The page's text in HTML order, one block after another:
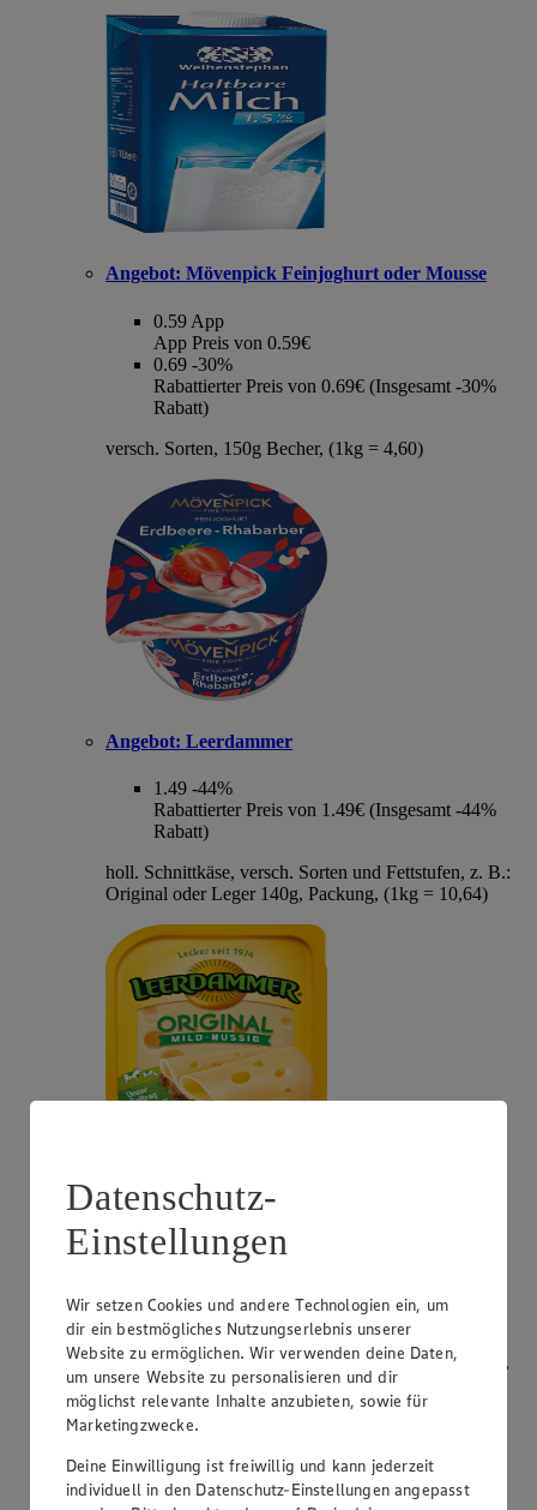
Angebot: Mövenpick Feinjoghurt oder Mousse
0.59 App
App Preis von 0.59€
0.69 -30%
Rabattierter Preis von 0.69€ (Insgesamt -30%
Rabatt)
versch. Sorten, 150g Becher, (1kg = 4,60)
Angebot: Leerdammer
1.49 -44%
Rabattierter Preis von 1.49€ (Insgesamt -44%
Rabatt)
holl. Schnittkäse, versch. Sorten und Fettstufen, z. B.:
Original oder Leger 140g, Packung, (1kg = 10,64)
Angebot: Bresso
0.99 App
App Preis von 0.99€
Rabattierter Preis von 1.11€ (Insgesamt -53%
Rabatt)
Frischkäsezubereitung, versch. Sorten und Fettstufen,
120/150g Packung/Becher, (1kg = 9,25/7,40)
Datenschutz-
Einstellungen
Wir setzen Cookies und andere Technologien ein, um
dir ein bestmögliches Nutzungserlebnis unserer
Website zu ermöglichen. Wir verwenden deine Daten,
um unsere Website zu personalisieren und dir
möglichst relevante Inhalte anzubieten, sowie für
Marketingzwecke.
Deine Einwilligung ist freiwillig und kann jederzeit
individuell in den Datenschutz-Einstellungen angepasst